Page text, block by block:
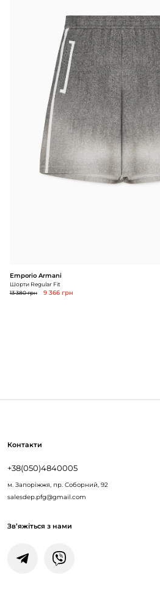
Emporio Armani
Шорти Regular Fit
13 380 грн
9 366 грн
Контакти
+38(050)4840005
м. Запоріжжя, пр. Соборний, 92
salesdep.pfg@gmail.com
Зв’яжіться з нами